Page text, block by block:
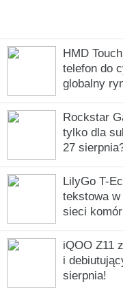
HMD
telefon do
globalny
Rockstar
tylko dla
27
LilyGo T-
tekstowa
sieci
iQOO Z11
i
sierpnia!